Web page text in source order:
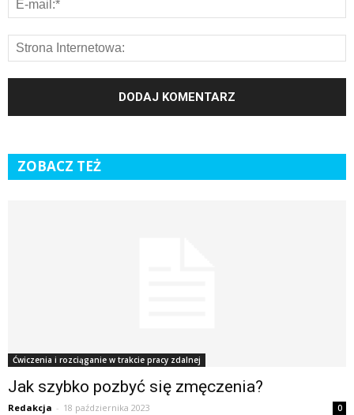
ZOBACZ TEŻ
Ćwiczenia i rozciąganie w trakcie pracy zdalnej
Jak szybko pozbyć się zmęczenia?
Redakcja - 18 października 2023 0